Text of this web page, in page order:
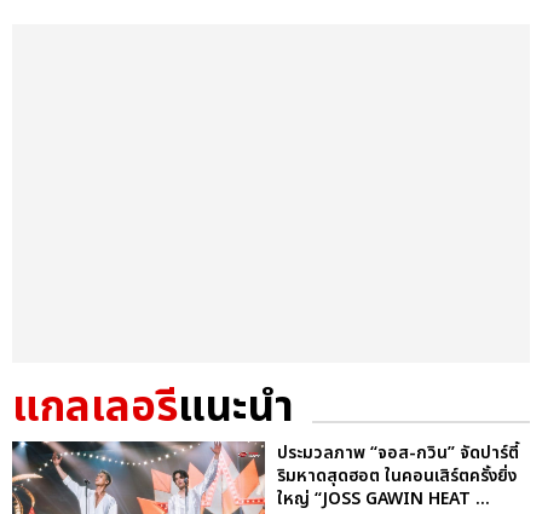
แกลเลอรีแนะนำ
ประมวลภาพ “จอส-กวิน” จัดปาร์ตี้
ริมหาดสุดฮอต ในคอนเสิร์ตครั้งยิ่ง
ใหญ่ “JOSS GAWIN HEAT ...